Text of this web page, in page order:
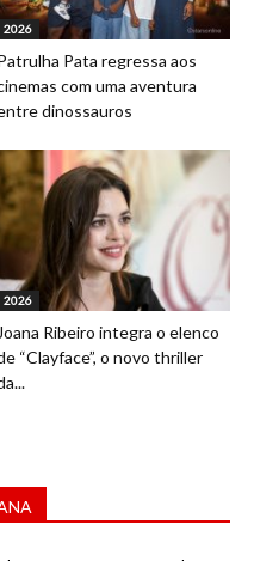
2026
Pata regressa aos
com uma aventura
dinossauros
2026
Joana Ribeiro integra o elenco
“Clayface”, o novo thriller